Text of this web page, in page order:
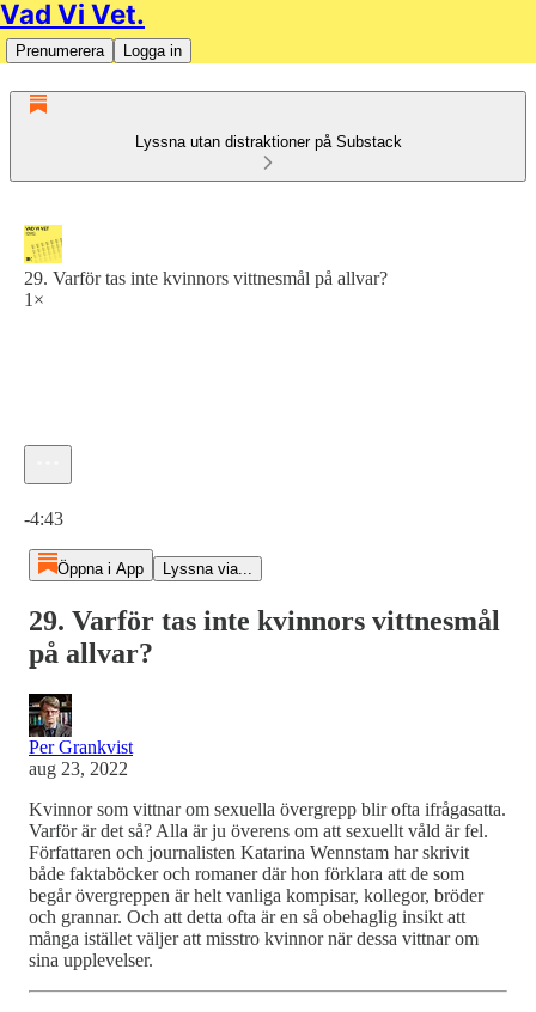
Vad Vi Vet.
Prenumerera Logga in
Lyssna utan distraktioner på Substack
29. Varför tas inte kvinnors vittnesmål på allvar?
1×
-4:43
Öppna i App Lyssna via...
29. Varför tas inte kvinnors vittnesmål
på allvar?
Per Grankvist
aug 23, 2022
Kvinnor som vittnar om sexuella övergrepp blir ofta ifrågasatta.
Varför är det så? Alla är ju överens om att sexuellt våld är fel.
Författaren och journalisten Katarina Wennstam har skrivit
både faktaböcker och romaner där hon förklara att de som
begår övergreppen är helt vanliga kompisar, kollegor, bröder
och grannar. Och att detta ofta är en så obehaglig insikt att
många istället väljer att misstro kvinnor när dessa vittnar om
sina upplevelser.